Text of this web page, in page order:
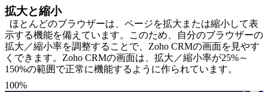
拡大と縮小
ほとんどのブラウザーは、ページを拡大または縮小して表
示する機能を備えています。このため、自分のブラウザーの
拡大／縮小率を調整することで、Zoho CRMの画面を見やす
くできます。Zoho CRMの画面は、拡大／縮小率が25%～
150%の範囲で正常に機能するように作られています。
100%